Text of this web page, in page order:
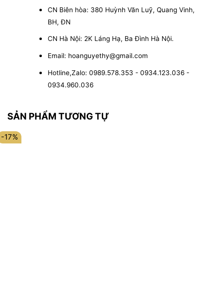
CN Biên hòa: 380 Huỳnh Văn Luỹ, Quang Vinh,
BH, ĐN
CN Hà Nội: 2K Láng Hạ, Ba Đình Hà Nội.
Email: hoanguyethy@gmail.com
Hotline,Zalo: 0989.578.353 - 0934.123.036 -
0934.960.036
SẢN PHẨM TƯƠNG TỰ
-17%